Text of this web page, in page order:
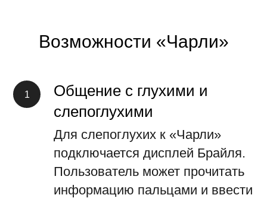
Возможности «Чарли»
Общение с глухими и
слепоглухими
Для слепоглухих к «Чарли»
подключается дисплей Брайля.
Пользователь может прочитать
информацию пальцами и ввести